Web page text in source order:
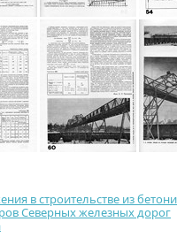
в строительстве из
Северных железных дорог